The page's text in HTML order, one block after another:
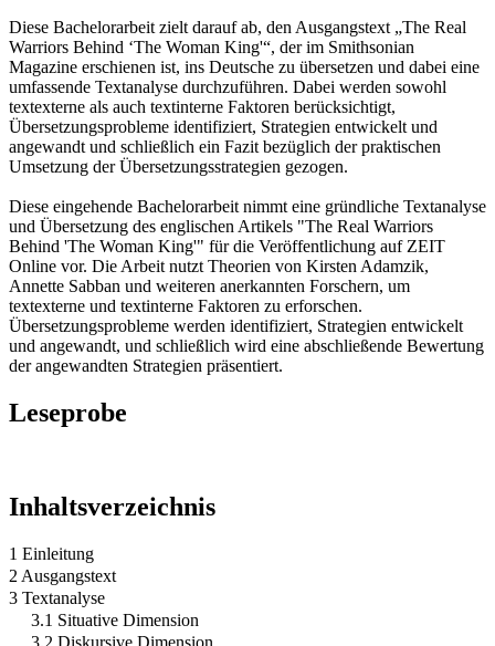
Diese Bachelorarbeit zielt darauf ab, den Ausgangstext „The Real
Warriors Behind ‘The Woman King'“, der im Smithsonian
Magazine erschienen ist, ins Deutsche zu übersetzen und dabei eine
umfassende Textanalyse durchzuführen. Dabei werden sowohl
textexterne als auch textinterne Faktoren berücksichtigt,
Übersetzungsprobleme identifiziert, Strategien entwickelt und
angewandt und schließlich ein Fazit bezüglich der praktischen
Umsetzung der Übersetzungsstrategien gezogen.
Diese eingehende Bachelorarbeit nimmt eine gründliche Textanalyse
und Übersetzung des englischen Artikels "The Real Warriors
Behind 'The Woman King'" für die Veröffentlichung auf ZEIT
Online vor. Die Arbeit nutzt Theorien von Kirsten Adamzik,
Annette Sabban und weiteren anerkannten Forschern, um
textexterne und textinterne Faktoren zu erforschen.
Übersetzungsprobleme werden identifiziert, Strategien entwickelt
und angewandt, und schließlich wird eine abschließende Bewertung
der angewandten Strategien präsentiert.
Leseprobe
Inhaltsverzeichnis
1 Einleitung
2 Ausgangstext
3 Textanalyse
3.1 Situative Dimension
3.2 Diskursive Dimension